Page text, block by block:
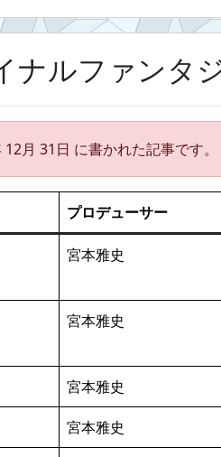
ナルファンタ
月 31日 に書かれた記事です。
プロデューサー
宮本雅史
宮本雅史
宮本雅史
宮本雅史